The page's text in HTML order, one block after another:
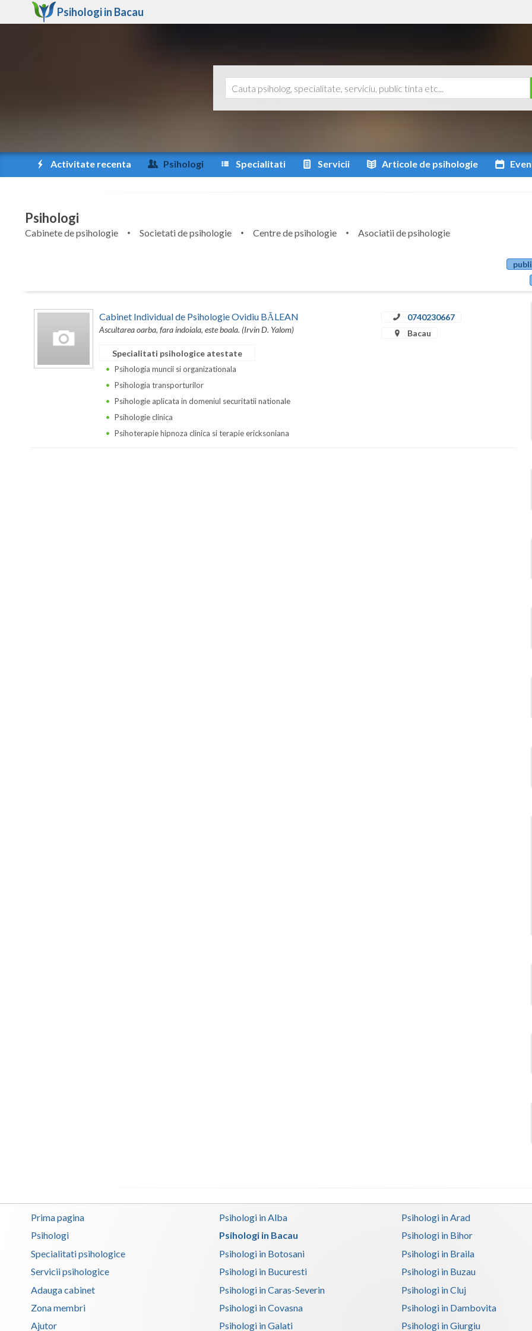
Psihologi in Bacau
Activitate recenta Psihologi Specialitati Servicii Articole de psihologie
Psihologi
Cabinete de psihologie Societati de psihologie Centre de psihologie
Asociatii de psihologie
Cabinet Individual de Psihologie Ovidiu BĂLEAN
Ascultarea oarba, fara indoiala, este boala. (Irvin D. Yalom)
0740230667
Bacau
Specialitati psihologice atestate
Psihologia muncii si organizationala
Psihologia transporturilor
Psihologie aplicata in domeniul securitatii nationale
Psihologie clinica
Psihoterapie hipnoza clinica si terapie ericksoniana
Prima pagina
Psihologi
Specialitati psihologice
Servicii psihologice
Adauga cabinet
Zona membri
Ajutor
Psihologi in Alba Psihologi in Arad
Psihologi in Bacau
Psihologi in Bihor
Psihologi in Botosani
Psihologi in Braila
Psihologi in Bucuresti
Psihologi in Buzau
Psihologi in Caras-Severin
Psihologi in Cluj
Psihologi in Covasna
Psihologi in Dambovita
Psihologi in Galati
Psihologi in Giurgiu